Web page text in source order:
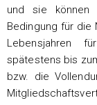
und sie können
Bedingung für die
Lebensjahren
spätestens bis
bzw. die